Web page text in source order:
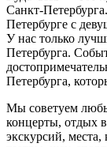
Санкт-
Петербурге с
У нас только
Петербурга.
Петербурга,
Мы советуем
концерты, отдых
экскурсий,